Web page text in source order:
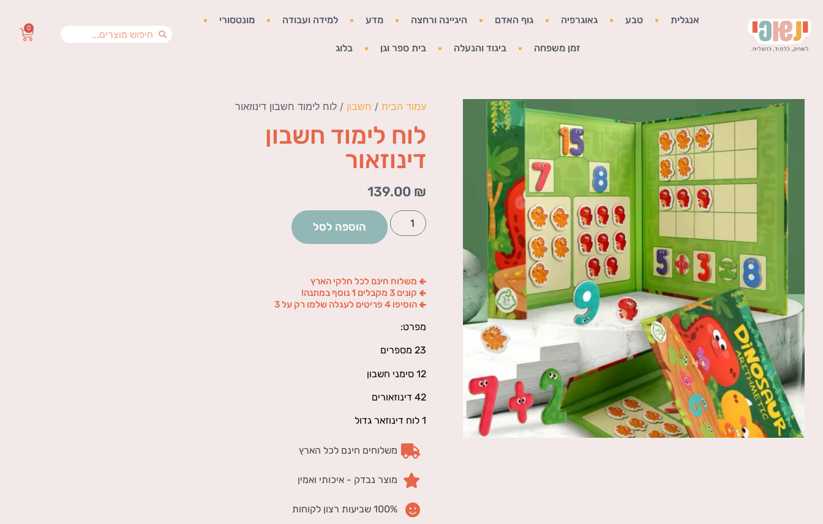
אנגלית טבע גאוגרפיה גוף האדם היגיינה ורחצה מדע למידה ועבודה מונטסורי
זמן משפחה ביגוד והנעלה בית ספר וגן בלוג
0
עמוד הבית / חשבון / לוח לימוד חשבון דינוזאור
לוח לימוד חשבון
דינוזאור
139.00 ₪
הוספה לסל
🢀 משלוח חינם לכל חלקי הארץ
🢀 קונים 3 מקבלים 1 נוסף במתנה!
🢀 הוסיפו 4 פריטים לעגלה שלמו רק על 3
מפרט:
23 מספרים
12 סימני חשבון
42 דינוזאורים
1 לוח דינוזאר גדול
משלוחים חינם לכל הארץ
מוצר נבדק - איכותי ואמין
100% שביעות רצון לקוחות